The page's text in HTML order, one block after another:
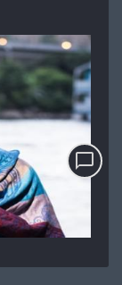
chat_bubble_outline